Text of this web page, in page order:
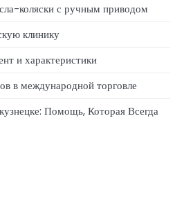
коляски с ручным приводом
клинику
и характеристики
в международной торговле
Помощь, Которая Всегда